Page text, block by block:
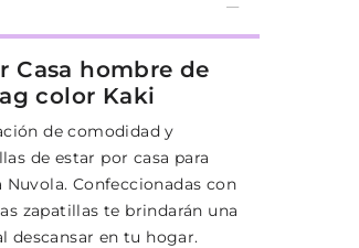
Casa hombre de
color Kaki
de comodidad y
de estar por casa para
Confeccionadas con
zapatillas te brindarán una
descansar en tu hogar.